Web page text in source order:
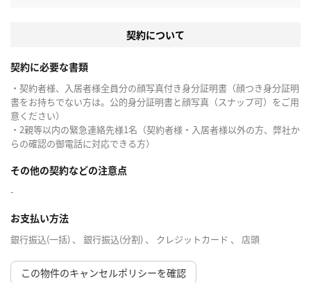
契約について
契約に必要な書類
・契約者様、入居者様全員分の顔写真付き身分証明書（顔つき身分証明
書をお持ちでない方は。公的身分証明書と顔写真（スナップ可）をご用
意ください）
・2親等以内の緊急連絡先様1名（契約者様・入居者様以外の方、弊社か
らの確認の御電話に対応できる方）
その他の契約などの注意点
-
お支払い方法
銀行振込(一括) 、 銀行振込(分割) 、 クレジットカード 、 店頭
この物件のキャンセルポリシーを確認